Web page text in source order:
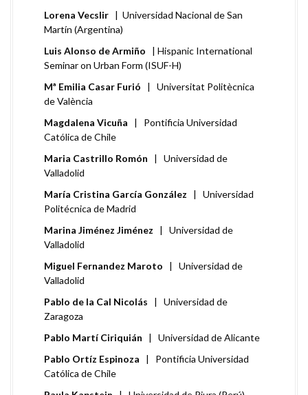
Lorena Vecslir | Universidad Nacional de San
Martín (Argentina)
Luis Alonso de Armiño | Hispanic International
Seminar on Urban Form (ISUF-H)
Mª Emilia Casar Furió | Universitat Politècnica
de València
Magdalena Vicuña | Pontificia Universidad
Católica de Chile
Maria Castrillo Romón | Universidad de
Valladolid
María Cristina García González | Universidad
Politécnica de Madrid
Marina Jiménez Jiménez | Universidad de
Valladolid
Miguel Fernandez Maroto | Universidad de
Valladolid
Pablo de la Cal Nicolás | Universidad de
Zaragoza
Pablo Martí Ciriquián | Universidad de Alicante
Pablo Ortíz Espinoza | Pontificia Universidad
Católica de Chile